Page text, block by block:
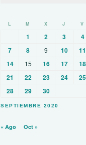
SEPTIEMBRE 2020
L M X J V
1 2 3 4
7 8 9 10 11
14 15 16 17 18
21
22 23 24 25
28 29 30
« Ago Oct »